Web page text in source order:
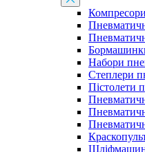
Компресори
Набори
Степлери
Пістолети